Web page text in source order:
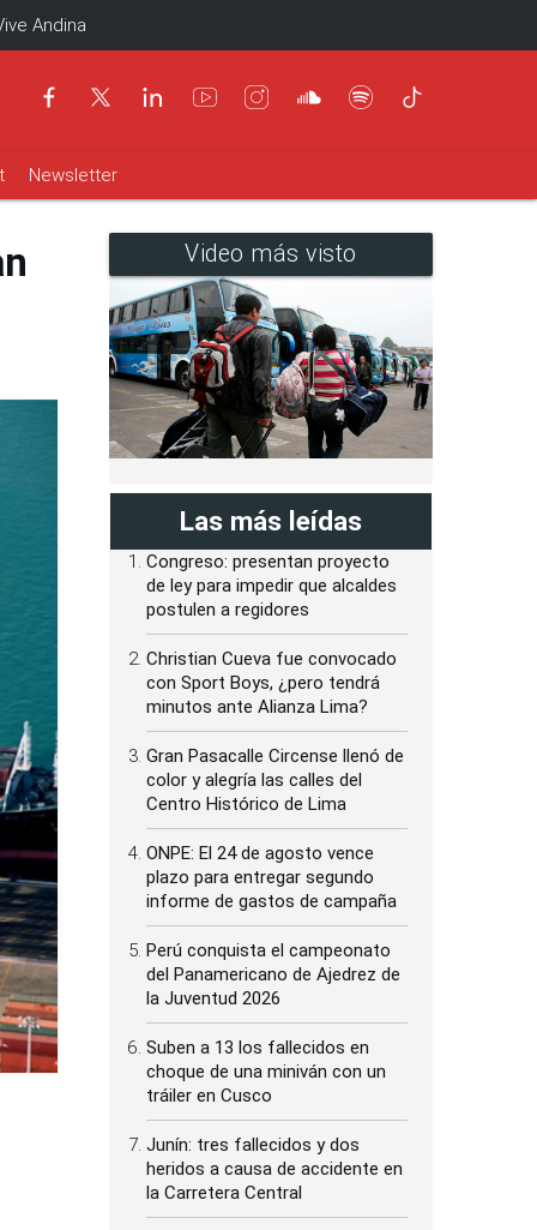
Andina
Newsletter
Video más visto
Las más leídas
Congreso: presentan proyecto
de ley para impedir que alcaldes
postulen a regidores
Christian Cueva fue convocado
con Sport Boys, ¿pero tendrá
minutos ante Alianza Lima?
Gran Pasacalle Circense llenó de
color y alegría las calles del
Centro Histórico de Lima
ONPE: El 24 de agosto vence
plazo para entregar segundo
informe de gastos de campaña
Perú conquista el campeonato
del Panamericano de Ajedrez de
la Juventud 2026
Suben a 13 los fallecidos en
choque de una miniván con un
tráiler en Cusco
Junín: tres fallecidos y dos
heridos a causa de accidente en
la Carretera Central